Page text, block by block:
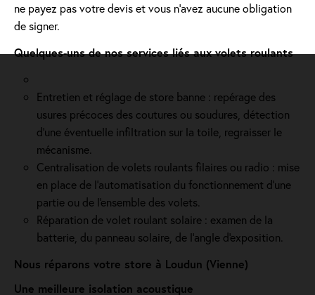
ne payez pas votre devis et vous n'avez aucune obligation
de signer.
Quelques-uns de nos services liés aux volets roulants
Entretien et réglage de store banne : repérage des
usures précoces des coutures ou soudures, détection
d'une éventuelle infiltration sur la toile, regraisser le
mécanisme.
Centralisation de volets roulants filaires ou radio : mise
en place de l'automatisation du fonctionnement d’une
partie ou de l'ensemble des volets.
Réparation de volet roulant solaire : examen de la
batterie, du panneau solaire, de l'angle d'exposition.
Nous réparons votre store à Loudun (Vienne)
Une meilleure isolation acoustique